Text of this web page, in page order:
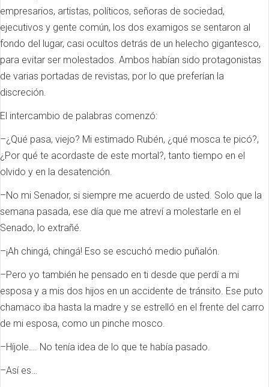
empresarios, artistas, políticos, señoras de sociedad,
ejecutivos y gente común, los dos examigos se sentaron al
fondo del lugar, casi ocultos detrás de un helecho gigantesco,
para evitar ser molestados. Ambos habían sido protagonistas
de varias portadas de revistas, por lo que preferían la
discreción.
El intercambio de palabras comenzó:
–¿Qué pasa, viejo? Mi estimado Rubén, ¿qué mosca te picó?,
¿Por qué te acordaste de este mortal?, tanto tiempo en el
olvido y en la desatención.
–No mi Senador, si siempre me acuerdo de usted. Solo que la
semana pasada, ese día que me atreví a molestarle en el
Senado, lo extrañé.
–¡Ah chingá, chingá! Eso se escuchó medio puñalón.
–Pero yo también he pensado en ti desde que perdí a mi
esposa y a mis dos hijos en un accidente de tránsito. Ese puto
chamaco iba hasta la madre y se estrelló en el frente del carro
de mi esposa, como un pinche mosco.
–Híjole…. No tenía idea de lo que te había pasado.
–Así es…